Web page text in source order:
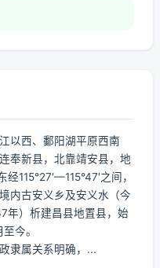
以西、鄱阳湖平原西南
奉新县，北靠靖安县，地
115°27′—115°47′之间，
内古安义乡及安义水（今
年）析建昌县地置县，始
今。
隶属关系明确，...